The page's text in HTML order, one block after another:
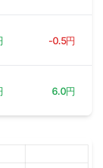
-0.5円
6.0円